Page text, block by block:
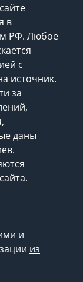
в
РФ. Любое
с
источник.
за
даны
и
из